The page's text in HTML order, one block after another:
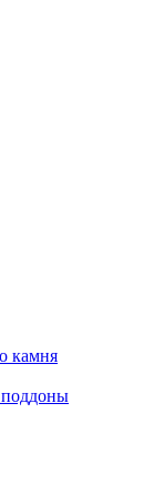
камня